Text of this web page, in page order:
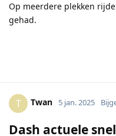
Op meerdere plekken
gehad.
T Twan 5 jan. 2025
Dash actuele